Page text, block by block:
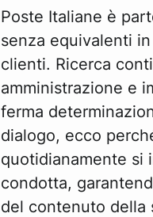
Poste Italiane è
senza equivalenti
clienti. Ricerca
amministrazione e
ferma
dialogo, ecco
quotidianamente si
condotta,
del contenuto della